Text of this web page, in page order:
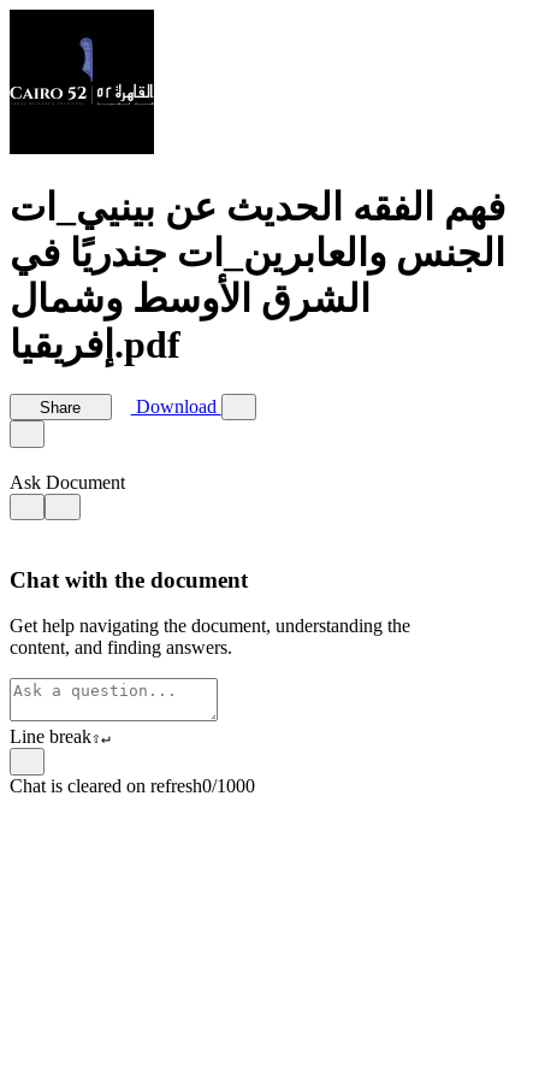
فهم الفقه الحديث عن بينيي_ات
الجنس والعابرين_ات جندريًا في
الشرق الأوسط وشمال
إفريقيا.pdf
Share Download
Ask Document
Chat with the document
Get help navigating the document, understanding the
content, and finding answers.
Line break⇧↵
Chat is cleared on refresh0/1000